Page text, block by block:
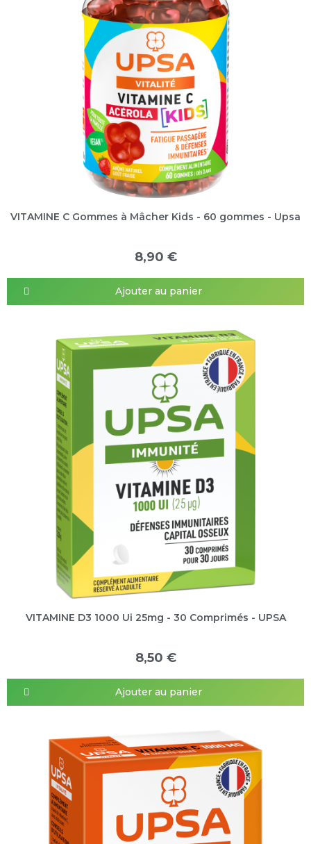
VITAMINE C Gommes à Mâcher Kids - 60 gommes - Upsa
8,90 €
Ajouter au panier
VITAMINE D3 1000 Ui 25mg - 30 Comprimés - UPSA
8,50 €
Ajouter au panier